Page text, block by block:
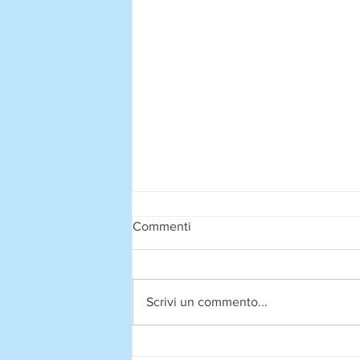
Commenti
Scrivi un commento...